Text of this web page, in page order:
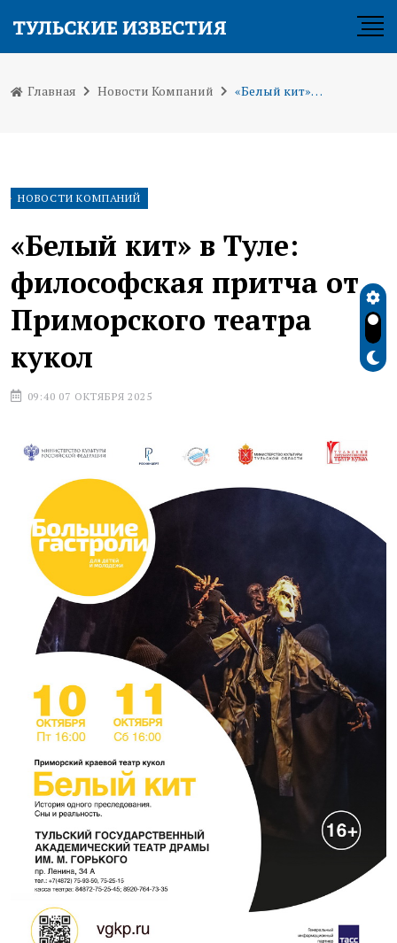
Главная Новости Компаний «Белый кит» в Туле: философская притча от Приморского театра кукол
НОВОСТИ КОМПАНИЙ
«Белый кит» в Туле:
философская притча от
Приморского театра
кукол
09:40 07 ОКТЯБРЯ 2025